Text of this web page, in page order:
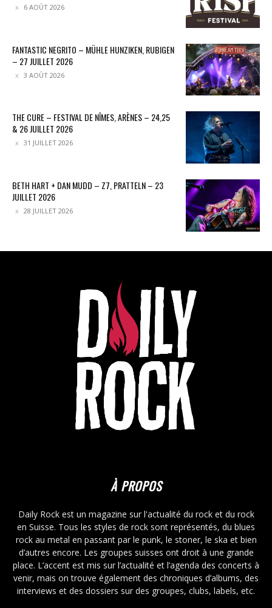
6 AOÛT 2026
FANTASTIC NEGRITO – MÜHLE HUNZIKEN, RUBIGEN
– 27 JUILLET 2026
3 AOÛT 2026
THE CURE – FESTIVAL DE NÎMES, ARÈNES – 24,25
& 26 JUILLET 2026
31 JUILLET 2026
BETH HART + DAN MUDD – Z7, PRATTELN – 23
JUILLET 2026
28 JUILLET 2026
À PROPOS
Daily Rock est un magazine sur l'actualité du rock et du rock
en Suisse. Tous les styles de rock sont représentés, du blues
rock au metal en passant par le punk, le stoner, le ska et bien
d’autres encore. Les groupes suisses ont droit à une grande
place. L’accent est mis sur l’actualité et l’agenda des concerts à
venir, mais on trouve également des chroniques d’albums, des
interviews et des dossiers sur des groupes, clubs, labels, etc.